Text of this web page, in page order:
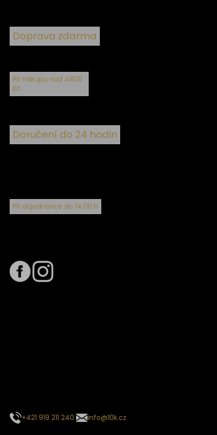
Doprava zdarma
Při nákupu nad 4800
Kč
Doručení do 24 hodin
Při objednávce do 14:00 h
+421 919 211 240 info@10k.cz